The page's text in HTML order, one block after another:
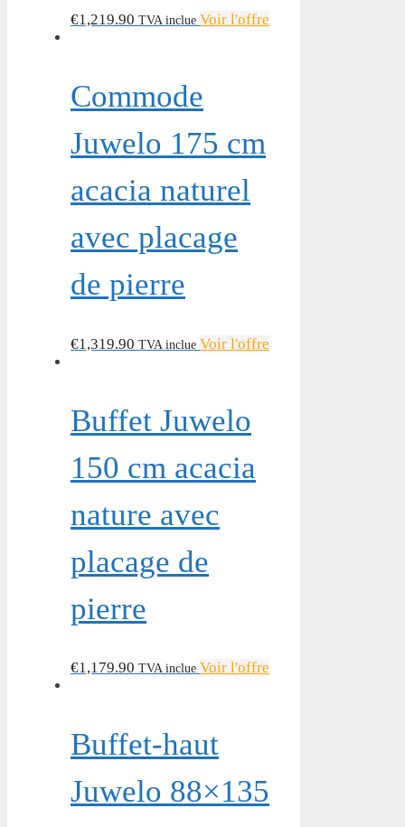
€1,219.90 TVA inclue Voir l'offre
Commode
Juwelo 175 cm
acacia naturel
avec placage
de pierre
€1,319.90 TVA inclue Voir l'offre
Buffet Juwelo
150 cm acacia
nature avec
placage de
pierre
€1,179.90 TVA inclue Voir l'offre
Buffet-haut
Juwelo 88×135